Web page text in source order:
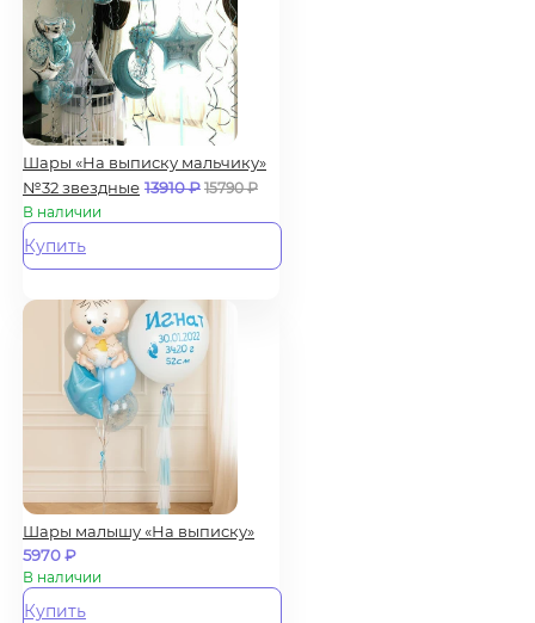
Шары «На выписку мальчику»
№32 звездные 13910₽ 15790₽
В наличии
Купить
Шары малышу «На выписку»
5970₽
В наличии
Купить